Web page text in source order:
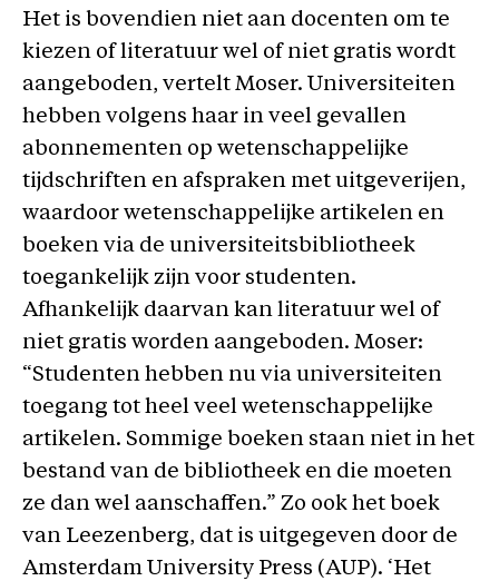
Het is bovendien niet aan docenten om te
kiezen of literatuur wel of niet gratis wordt
aangeboden, vertelt Moser. Universiteiten
hebben volgens haar in veel gevallen
abonnementen op wetenschappelijke
tijdschriften en afspraken met uitgeverijen,
waardoor wetenschappelijke artikelen en
boeken via de universiteitsbibliotheek
toegankelijk zijn voor studenten.
Afhankelijk daarvan kan literatuur wel of
niet gratis worden aangeboden. Moser:
“Studenten hebben nu via universiteiten
toegang tot heel veel wetenschappelijke
artikelen. Sommige boeken staan niet in het
bestand van de bibliotheek en die moeten
ze dan wel aanschaffen.” Zo ook het boek
van Leezenberg, dat is uitgegeven door de
Amsterdam University Press (AUP). ‘Het